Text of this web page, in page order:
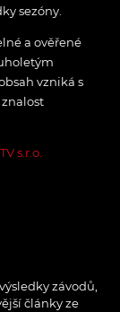
sezóny.
a ověřené
vzniká s
s.r.o.
závodů,
články ze